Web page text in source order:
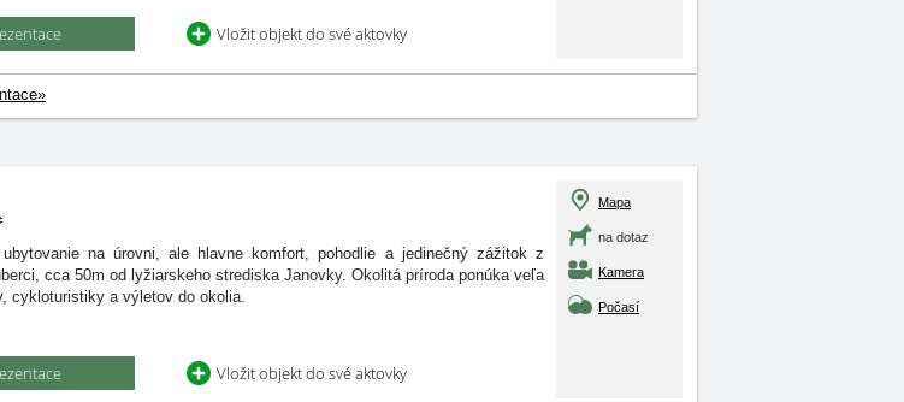
Vložit objekt do své aktovky
na úrovni, ale hlavne komfort, pohodlie a jedinečný zážitok z
cca 50m od lyžiarskeho strediska Janovky. Okolitá príroda ponúka veľa
cykloturistiky a výletov do okolia.
Vložit objekt do své aktovky
Mapa
na dotaz
Kamera
Počasí